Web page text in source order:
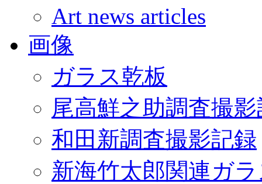
Art news articles
画像
ガラス乾板
尾高鮮之助調査撮
和田新調査撮影記録
新海竹太郎関連ガ